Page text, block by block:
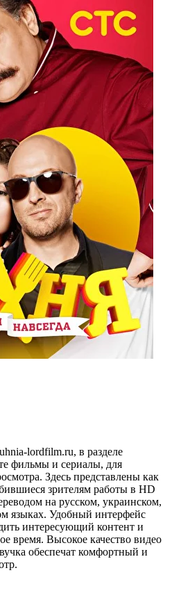
lordfilm.ru, в разделе
фильмы и сериалы, для
Здесь представлены как
зрителям работы в HD
на русском, украинском,
языках. Удобный интерфейс
интересующий контент и
время. Высокое качество видео
обеспечат комфортный и